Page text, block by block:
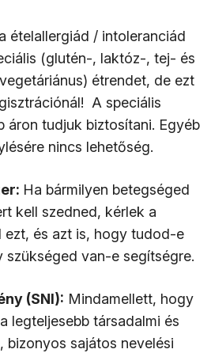
ételallergiád / intoleranciád
(glutén-, laktóz-, tej- és
étrendet, de ezt
A speciális
áron tudjuk biztosítani. Egyéb
nincs lehetőség.
Ha bármilyen betegséged
kell szedned, kérlek a
ezt, és azt is, hogy tudod-e
szükséged van-e segítségre.
(SNI): Mindamellett, hogy
legteljesebb társadalmi és
bizonyos sajátos nevelési